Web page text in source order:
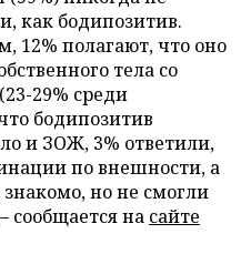
как бодипозитив.
12% полагают, что оно
тела со
29% среди
бодипозитив
и ЗОЖ, 3% ответили,
по внешности, а
знакомо, но не смогли
сообщается на сайте